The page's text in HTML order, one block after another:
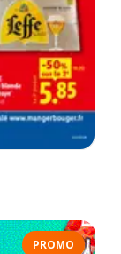
PROMO